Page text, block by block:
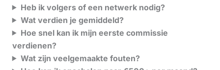
Heb ik volgers of een netwerk nodig?
Wat verdien je gemiddeld?
Hoe snel kan ik mijn eerste commissie
verdienen?
Wat zijn veelgemaakte fouten?